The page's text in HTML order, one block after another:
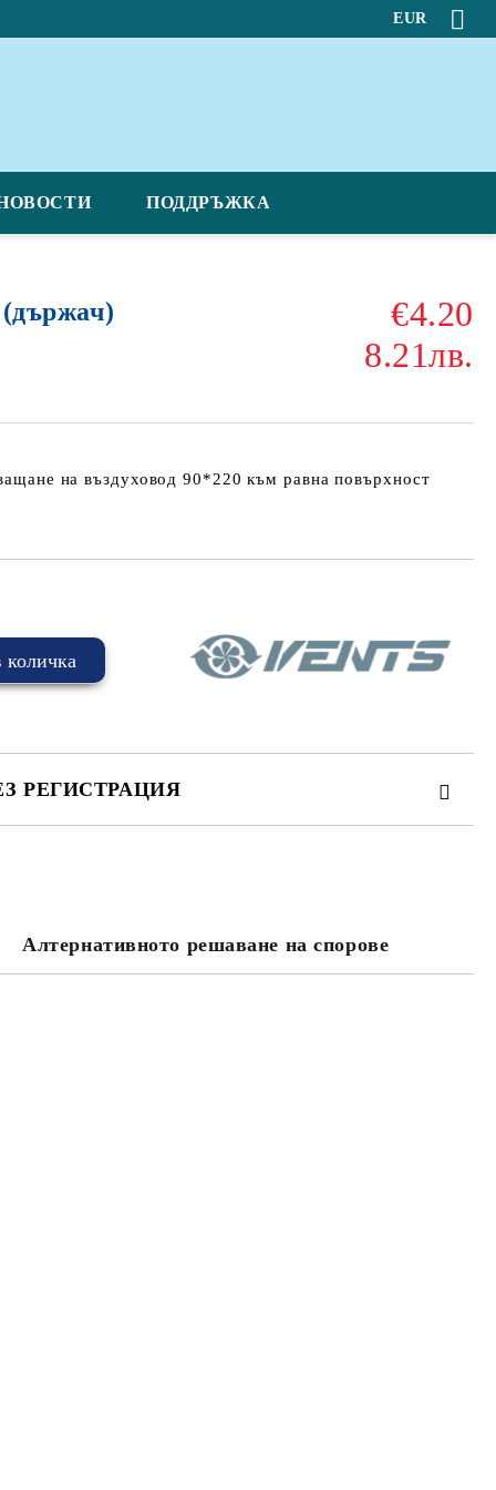
EUR
ПОДДРЪЖКА
€4.20
8.21лв.
на въздуховод 90*220 към равна повърхност
РЕГИСТРАЦИЯ
за лични данни
Алтернативното решаване на спорове